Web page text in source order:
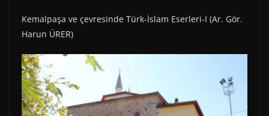
Kemalpaşa ve çevresinde Türk-İslam Eserleri-I (Ar. Gör.
Harun ÜRER)